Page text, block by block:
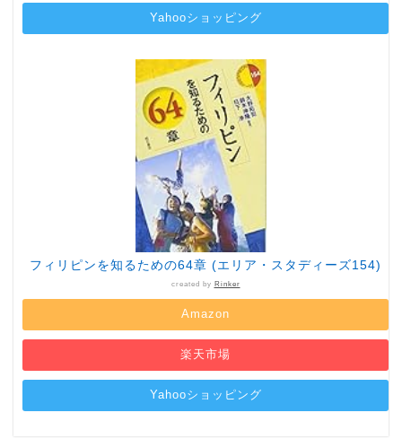
Yahooショッピング
フィリピンを知るための64章 (エリア・スタディーズ154)
created by Rinker
Amazon
楽天市場
Yahooショッピング